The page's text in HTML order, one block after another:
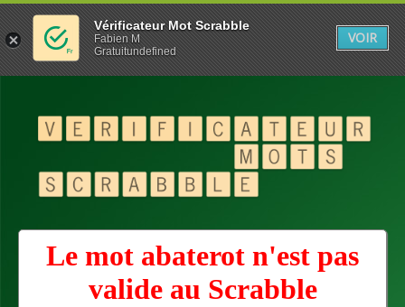
Le mot abaterot n'est pas
valide au Scrabble
Vérificateur Mot Scrabble
Fabien M
Gratuitundefined
VOIR